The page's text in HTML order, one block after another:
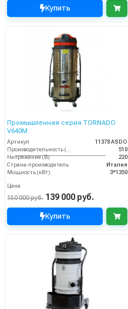
Купить
Промышленная серия TORNADO
V640M
Артикул
11378 ASDO
510
Напряжение (В)
220
Страна-производитель
Италия
Мощность (кВт)
3*1350
Цена
150 000 руб. 139 000 руб.
Купить